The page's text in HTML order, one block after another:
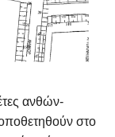
ανθών-
στο